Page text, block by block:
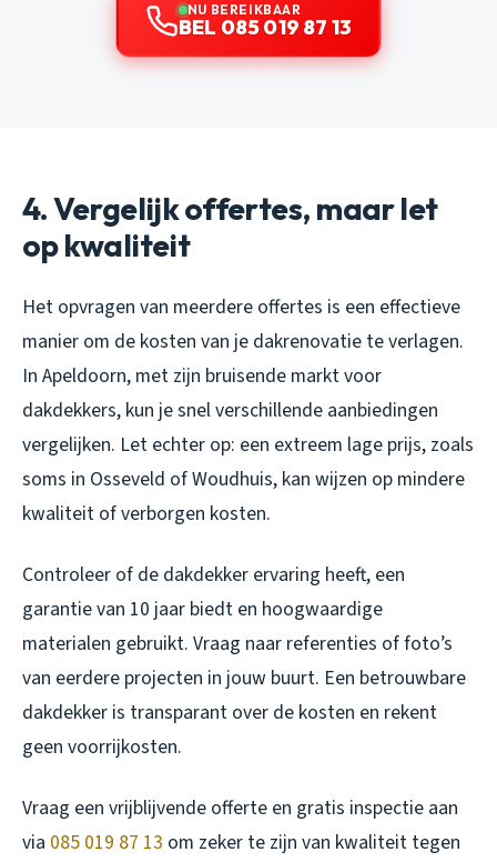
NU BEREIKBAAR
BEL 085 019 87 13
4. Vergelijk offertes, maar let
op kwaliteit
Het opvragen van meerdere offertes is een effectieve
manier om de kosten van je dakrenovatie te verlagen.
In Apeldoorn, met zijn bruisende markt voor
dakdekkers, kun je snel verschillende aanbiedingen
vergelijken. Let echter op: een extreem lage prijs, zoals
soms in Osseveld of Woudhuis, kan wijzen op mindere
kwaliteit of verborgen kosten.
Controleer of de dakdekker ervaring heeft, een
garantie van 10 jaar biedt en hoogwaardige
materialen gebruikt. Vraag naar referenties of foto’s
van eerdere projecten in jouw buurt. Een betrouwbare
dakdekker is transparant over de kosten en rekent
geen voorrijkosten.
Vraag een vrijblijvende offerte en gratis inspectie aan
via 085 019 87 13 om zeker te zijn van kwaliteit tegen